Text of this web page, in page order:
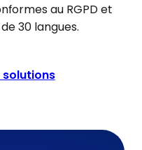
au RGPD et
30 langues.